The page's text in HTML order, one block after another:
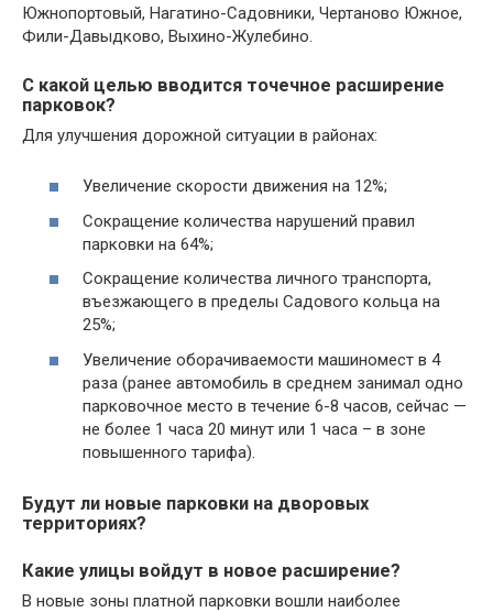
Южнопортовый, Нагатино-Садовники, Чертаново Южное,
Фили-Давыдково, Выхино-Жулебино.
С какой целью вводится точечное расширение
парковок?
Для улучшения дорожной ситуации в районах:
Увеличение скорости движения на 12%;
Сокращение количества нарушений правил
парковки на 64%;
Сокращение количества личного транспорта,
въезжающего в пределы Садового кольца на
25%;
Увеличение оборачиваемости машиномест в 4
раза (ранее автомобиль в среднем занимал одно
парковочное место в течение 6-8 часов, сейчас —
не более 1 часа 20 минут или 1 часа – в зоне
повышенного тарифа).
Будут ли новые парковки на дворовых
территориях?
Какие улицы войдут в новое расширение?
В новые зоны платной парковки вошли наиболее